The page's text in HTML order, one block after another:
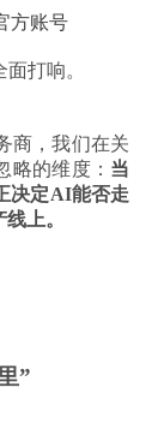
方账号
打响。
商，我们在关
略的维度： 当
决定AI能否走
上。
”